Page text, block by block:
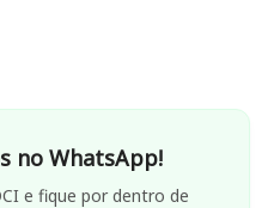
no WhatsApp!
e fique por dentro de